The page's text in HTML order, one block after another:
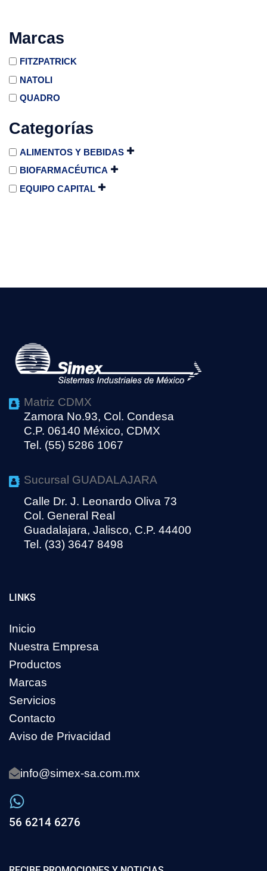
Marcas
FITZPATRICK
NATOLI
QUADRO
Categorías
ALIMENTOS Y BEBIDAS
BIOFARMACÉUTICA
EQUIPO CAPITAL
Matriz CDMX
Zamora No.93, Col. Condesa
C.P. 06140 México, CDMX
Tel. (55) 5286 1067
Sucursal GUADALAJARA
Calle Dr. J. Leonardo Oliva 73
Col. General Real
Guadalajara, Jalisco, C.P. 44400
Tel. (33) 3647 8498
LINKS
Inicio
Nuestra Empresa
Productos
Marcas
Servicios
Contacto
Aviso de Privacidad
info@simex-sa.com.mx
56 6214 6276